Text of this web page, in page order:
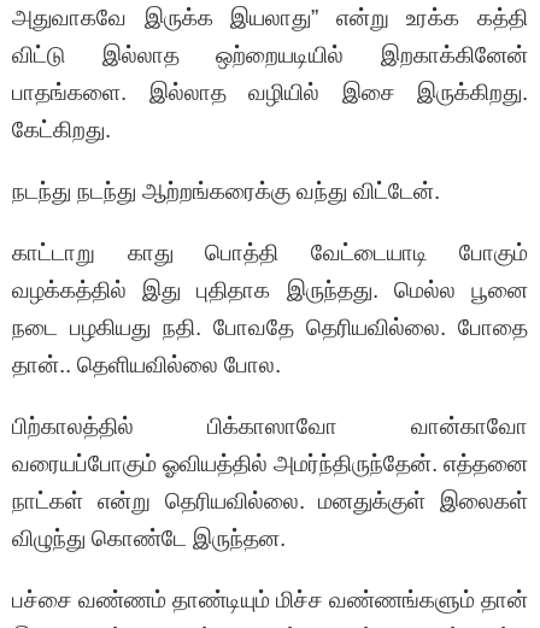
அதுவாகவே இருக்க இயலாது” என்று உரக்க கத்தி
விட்டு இல்லாத ஒற்றையடியில் இறகாக்கினேன்
பாதங்களை. இல்லாத வழியில் இசை இருக்கிறது.
கேட்கிறது.
நடந்து நடந்து ஆற்றங்கரைக்கு வந்து விட்டேன்.
காட்டாறு காது பொத்தி வேட்டையாடி போகும்
வழக்கத்தில் இது புதிதாக இருந்தது. மெல்ல பூனை
நடை பழகியது நதி. போவதே தெரியவில்லை. போதை
தான்.. தெளியவில்லை போல.
பிற்காலத்தில் பிக்காஸாவோ வான்காவோ
வரையப்போகும் ஓவியத்தில் அமர்ந்திருந்தேன். எத்தனை
நாட்கள் என்று தெரியவில்லை. மனதுக்குள் இலைகள்
விழுந்து கொண்டே இருந்தன.
பச்சை வண்ணம் தாண்டியும் மிச்ச வண்ணங்களும் தான்